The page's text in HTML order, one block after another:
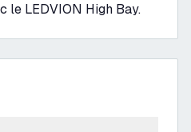
le LEDVION High Bay.